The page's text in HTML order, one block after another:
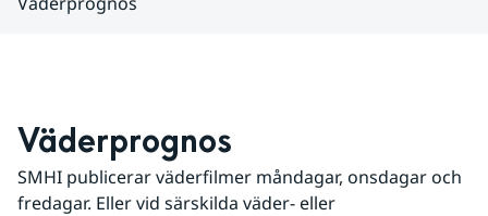
Väderprognos
SMHI publicerar väderfilmer måndagar, onsdagar och
fredagar. Eller vid särskilda väder- eller